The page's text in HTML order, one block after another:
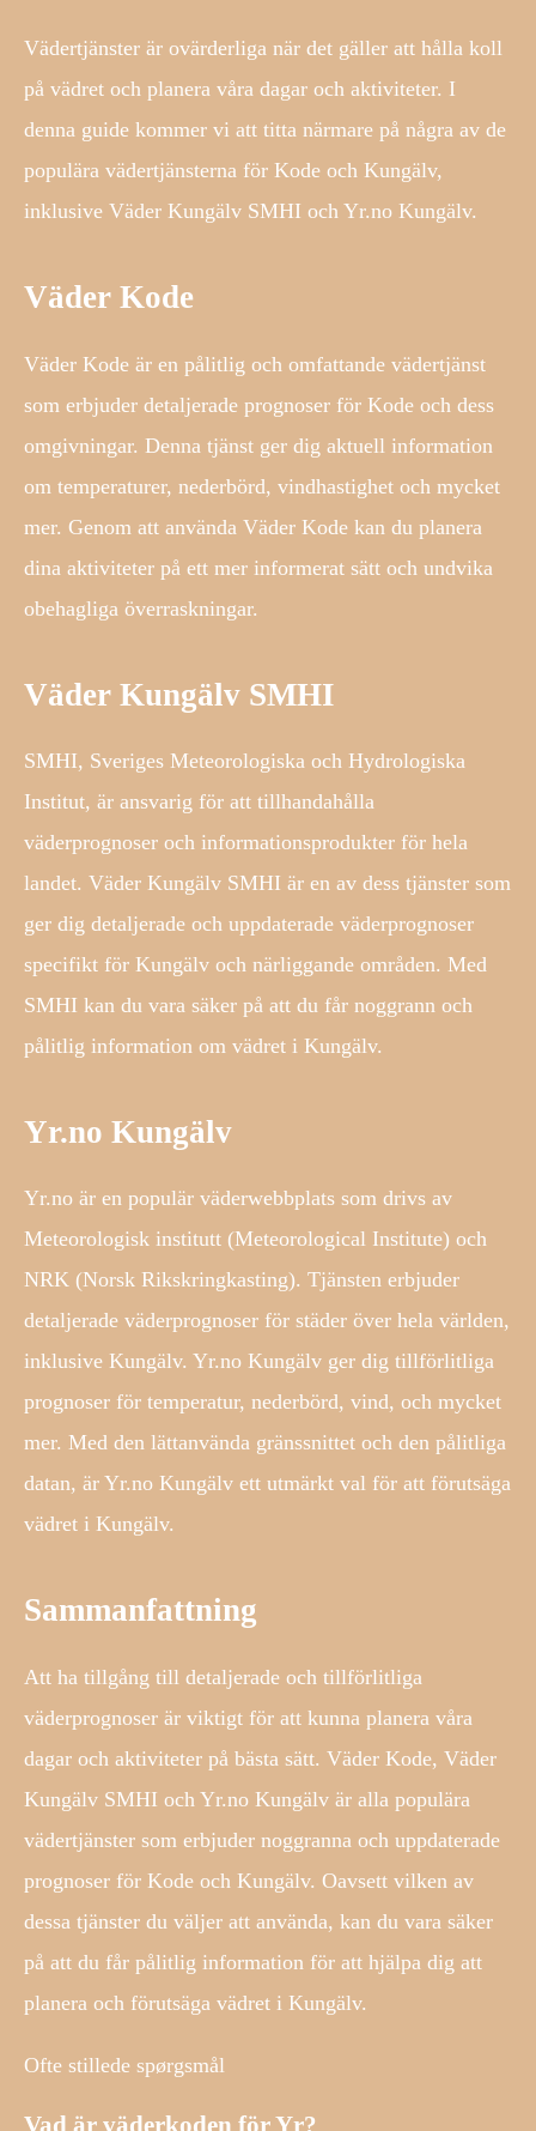
Vädertjänster är ovärderliga när det gäller att hålla koll
på vädret och planera våra dagar och aktiviteter. I
denna guide kommer vi att titta närmare på några av de
populära vädertjänsterna för Kode och Kungälv,
inklusive Väder Kungälv SMHI och Yr.no Kungälv.
Väder Kode
Väder Kode är en pålitlig och omfattande vädertjänst
som erbjuder detaljerade prognoser för Kode och dess
omgivningar. Denna tjänst ger dig aktuell information
om temperaturer, nederbörd, vindhastighet och mycket
mer. Genom att använda Väder Kode kan du planera
dina aktiviteter på ett mer informerat sätt och undvika
obehagliga överraskningar.
Väder Kungälv SMHI
SMHI, Sveriges Meteorologiska och Hydrologiska
Institut, är ansvarig för att tillhandahålla
väderprognoser och informationsprodukter för hela
landet. Väder Kungälv SMHI är en av dess tjänster som
ger dig detaljerade och uppdaterade väderprognoser
specifikt för Kungälv och närliggande områden. Med
SMHI kan du vara säker på att du får noggrann och
pålitlig information om vädret i Kungälv.
Yr.no Kungälv
Yr.no är en populär väderwebbplats som drivs av
Meteorologisk institutt (Meteorological Institute) och
NRK (Norsk Rikskringkasting). Tjänsten erbjuder
detaljerade väderprognoser för städer över hela världen,
inklusive Kungälv. Yr.no Kungälv ger dig tillförlitliga
prognoser för temperatur, nederbörd, vind, och mycket
mer. Med den lättanvända gränssnittet och den pålitliga
datan, är Yr.no Kungälv ett utmärkt val för att förutsäga
vädret i Kungälv.
Sammanfattning
Att ha tillgång till detaljerade och tillförlitliga
väderprognoser är viktigt för att kunna planera våra
dagar och aktiviteter på bästa sätt. Väder Kode, Väder
Kungälv SMHI och Yr.no Kungälv är alla populära
vädertjänster som erbjuder noggranna och uppdaterade
prognoser för Kode och Kungälv. Oavsett vilken av
dessa tjänster du väljer att använda, kan du vara säker
på att du får pålitlig information för att hjälpa dig att
planera och förutsäga vädret i Kungälv.
Ofte stillede spørgsmål
Vad är väderkoden för Yr?